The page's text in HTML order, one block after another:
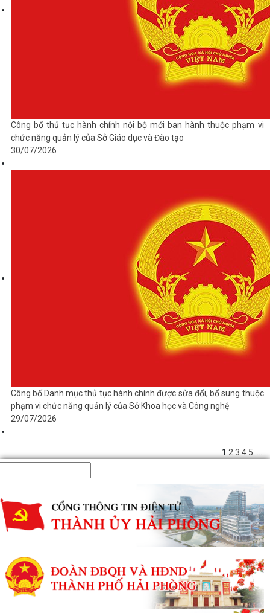
Công bố thủ tục hành chính nội bộ mới ban hành thuộc phạm vi
chức năng quản lý của Sở Giáo dục và Đào tạo
30/07/2026
Công bố Danh mục thủ tục hành chính được sửa đổi, bổ sung thuộc
phạm vi chức năng quản lý của Sở Khoa học và Công nghệ
29/07/2026
1 2 3 4 5